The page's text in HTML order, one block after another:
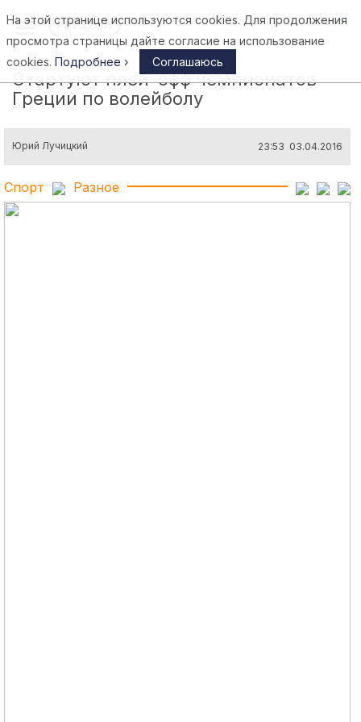
Афины
Стартуют плей-офф чемпионатов
Греции по волейболу
Юрий Лучицкий 23:53 03.04.2016
Спорт Разное
На этой странице используются cookies. Для продолжения
просмотра страницы дайте согласие на использование
cookies. Подробнее › Соглашаюсь